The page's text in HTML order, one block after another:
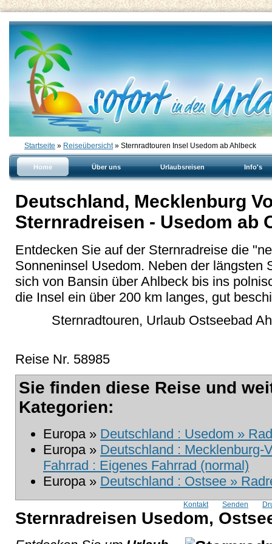
Startseite » Reiseübersicht» Sternradtouren Insel Usedom ab Ahlbeck
Home Über uns Urlaubsreisen Info's
Deutschland, Mecklenburg
Sternradreisen - Usedom ab
Entdecken Sie auf der Sternradreise die
Sonneninsel Usedom. Neben der längsten
sich von Bansin über Ahlbeck bis ins
die Insel ein über 200 km langes, gut
Sternradtouren, Urlaub Ostseebad
Reise Nr. 58985
Sie finden diese Reise und
Kategorien:
Europa » Deutschland : Usedom »
Europa » Deutschland : Mecklenburg-
Fahrrad : Eigenes Fahrrad (normal)
Europa » Deutschland : Ostsee »
Kontakt Senden
Sternradreisen Usedom,